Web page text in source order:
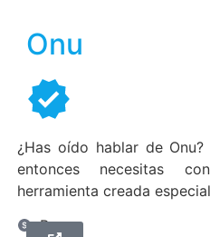
Onu
¿Has oído hablar de
entonces necesitas
herramienta creada
Pago